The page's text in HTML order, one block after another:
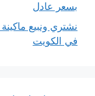
بسعر عادل
نشتري ونبيع
في الكويت